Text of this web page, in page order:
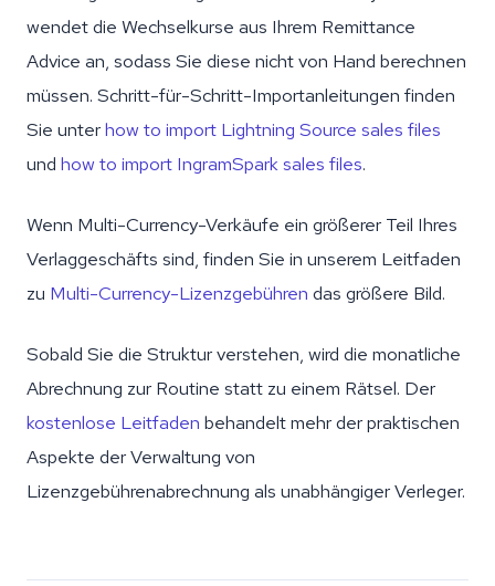
wendet die Wechselkurse aus Ihrem Remittance
Advice an, sodass Sie diese nicht von Hand berechnen
müssen. Schritt-für-Schritt-Importanleitungen finden
Sie unterhow to import Lightning Source sales files
und how to import IngramSpark sales files.
Wenn Multi-Currency-Verkäufe ein größerer Teil Ihres
Verlaggeschäfts sind, finden Sie in unserem Leitfaden
zu Multi-Currency-Lizenzgebühren das größere Bild.
Sobald Sie die Struktur verstehen, wird die monatliche
Abrechnung zur Routine statt zu einem Rätsel. Der
kostenlose Leitfaden behandelt mehr der praktischen
Aspekte der Verwaltung von
Lizenzgebührenabrechnung als unabhängiger Verleger.